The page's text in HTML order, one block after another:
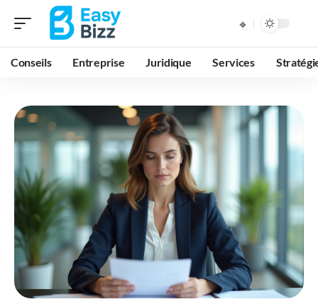
Conseils Entreprise Juridique Services